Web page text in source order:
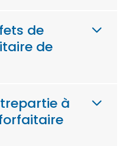
de
de
à